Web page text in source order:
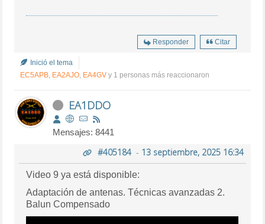
Responder Citar
Inició el tema
EC5APB, EA2AJO, EA4GV y 1 personas más reaccionaron
EA1DDO
Mensajes: 8441
#405184- 13 septiembre, 2025 16:34
Video 9 ya está disponible:
Adaptación de antenas. Técnicas avanzadas 2.
Balun Compensado